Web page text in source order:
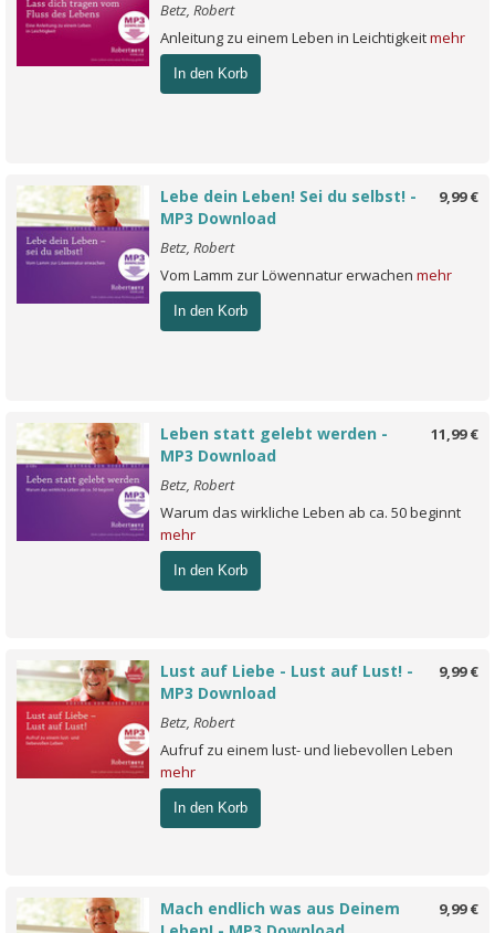
Betz, Robert
Anleitung zu einem Leben in Leichtigkeitmehr
In den Korb
9,99 €
Lebe dein Leben! Sei du selbst! -
MP3 Download
Betz, Robert
Vom Lamm zur Löwennatur erwachen mehr
In den Korb
11,99 €
Leben statt gelebt werden -
MP3 Download
Betz, Robert
Warum das wirkliche Leben ab ca. 50 beginnt
mehr
In den Korb
9,99 €
Lust auf Liebe - Lust auf Lust! -
MP3 Download
Betz, Robert
Aufruf zu einem lust- und liebevollen Leben
mehr
In den Korb
9,99 €
Mach endlich was aus Deinem